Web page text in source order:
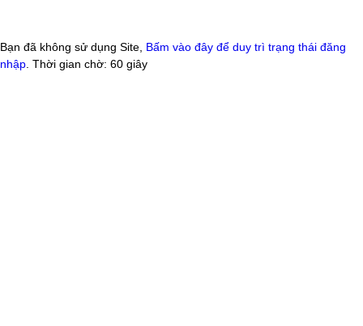
Bạn đã không sử dụng Site, Bấm vào đây để duy trì trạng thái đăng
nhập . Thời gian chờ: 60 giây